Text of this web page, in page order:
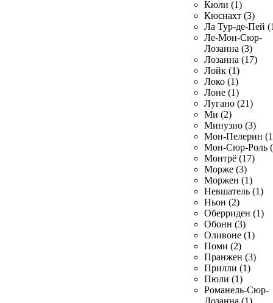
Кюли (1)
Кюснахт (3)
Ла Тур-де-Пей
Ле-Мон-Сюр-
Лозанна (3)
Лозанна (17)
Лойк (1)
Локо (1)
Лоне (1)
Лугано (21)
Ми (2)
Минузио (3)
Мон-Пелерин
Мон-Сюр-Роль
Монтрё (17)
Морже (3)
Моржен (1)
Невшатель (1)
Ньон (2)
Оберриден (1)
Обонн (3)
Оливоне (1)
Поми (2)
Пранжен (3)
Прилли (1)
Пюли (1)
Романель-Сюр-
Лозанна (1)